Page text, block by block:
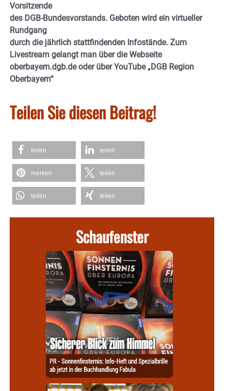
Vorsitzende
des DGB-Bundesvorstands. Geboten wird ein virtueller
Rundgang
durch die jährlich stattfindenden Infostände. Zum
Livestream gelangt man über die Webseite
oberbayern.dgb.de oder über YouTube „DGB Region
Oberbayern“
Teilen Sie diesen Beitrag!
teilen teilen
merken teilen
teilen teilen
Schaufenster